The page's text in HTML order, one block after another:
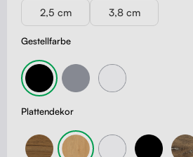
Gestellfarbe
2,5 cm 3,8 cm
Plattendekor